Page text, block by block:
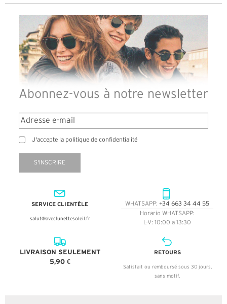
Abonnez-vous à notre newsletter
J'accepte la politique de confidentialité
S'INSCRIRE
SERVICE CLIENTÈLE
salut@aveclunettesoleil.fr
WHATSAPP: +34 663 34 44 55
Horario WHATSAPP:
L-V: 10:00 a 13:30
LIVRAISON SEULEMENT
5,90 €
RETOURS
Satisfait ou remboursé sous 30 jours,
sans motif.